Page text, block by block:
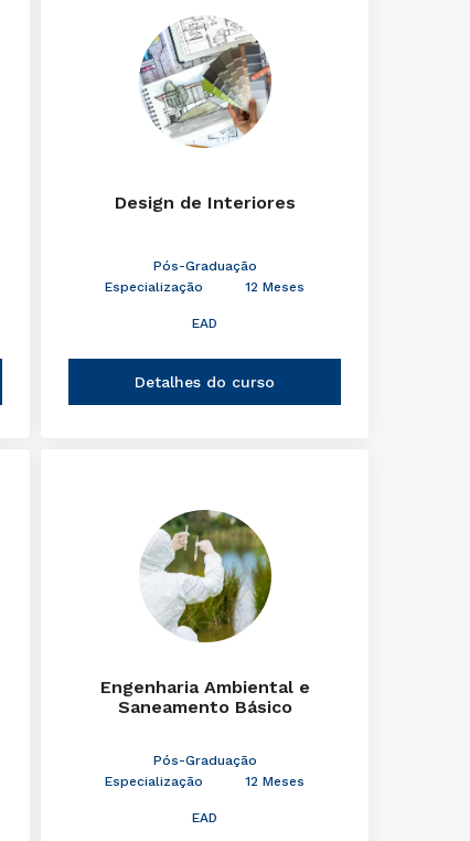
Design de Interiores
Pós-Graduação
Especialização
12 Meses
EAD
Detalhes do curso
Engenharia Ambiental e
Saneamento Básico
Pós-Graduação
Especialização
12 Meses
EAD